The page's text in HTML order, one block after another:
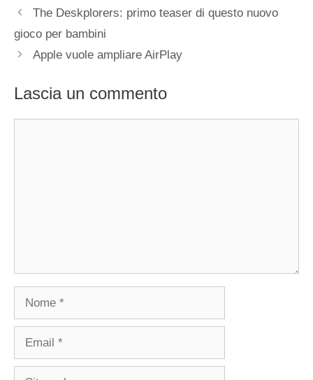
The Deskplorers: primo teaser di questo nuovo
gioco per bambini
Apple vuole ampliare AirPlay
Lascia un commento